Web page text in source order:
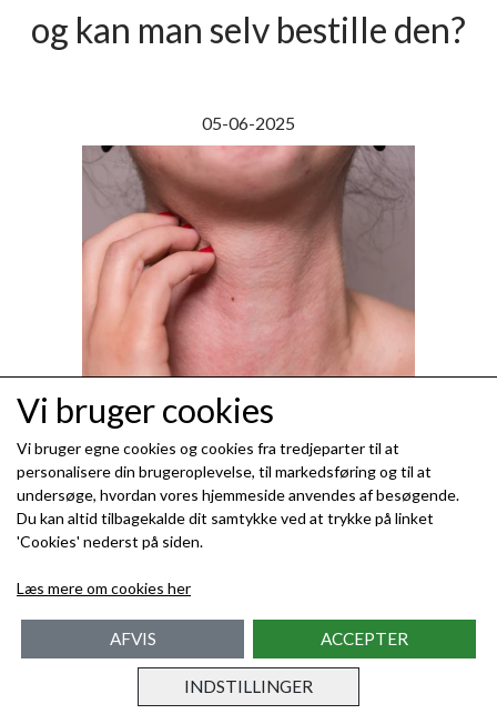
og kan man selv bestille den?
05-06-2025
Jakob Johansen
Parfumeallergi symptomer –
sådan spotter du tegnene
05-06-2025
Vi bruger cookies
Vi bruger egne cookies og cookies fra tredjeparter til at
personalisere din brugeroplevelse, til markedsføring og til at
undersøge, hvordan vores hjemmeside anvendes af besøgende.
Du kan altid tilbagekalde dit samtykke ved at trykke på linket
'Cookies' nederst på siden.
Læs mere om cookies her
INDSTILLINGER
AFVIS ACCEPTER